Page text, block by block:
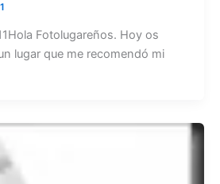
Fotolugareños. Hoy os
lugar que me recomendó mi